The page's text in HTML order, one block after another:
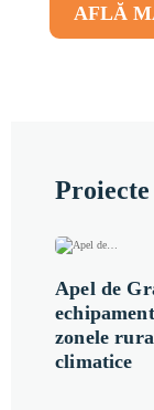
AFLĂ
Proiecte
Apel de
zonele
climatice